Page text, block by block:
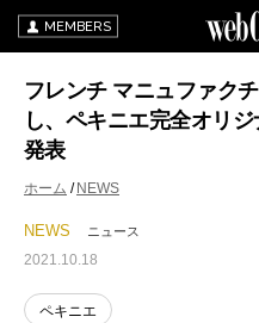
MEMBERS
フレンチ マニュファク
し、ペキニエ完全オリ
発表
ホーム NEWS
NEWS ニュース
2021.10.18
ペキニエ